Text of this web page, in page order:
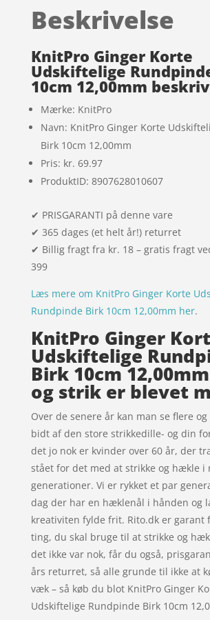
baseret
kundebed
ømmels
er
Beskrivelse
KnitPro Ginger Korte
Udskiftelige
10cm 12,00mm
Mærke: KnitPro
Navn: KnitPro Ginger Korte
Birk 10cm 12,00mm
Pris: kr. 69.97
ProduktID: 8907628010607
✔ PRISGARANTI på denne vare
✔ 365 dages (et helt år!) returret
✔ Billig fragt fra kr. 18 – gratis fragt
399
Læs mere om KnitPro Ginger Korte
Rundpinde Birk 10cm 12,00mm her.
KnitPro Ginger
Udskiftelige
Birk 10cm
og strik er blevet
Over de senere år kan man se flere
bidt af den store strikkedille- og din
det jo nok er kvinder over 60 år, der
stået for det med at strikke og hækle i
generationer. Vi er rykket et par
dag der har en hæklenål i hånden og
kreativiten fylde frit. Rito.dk er garant
ting, du skal bruge til at strikke og
det ikke var nok, får du også,
års returret, så alle grunde til ikke at
væk – så køb du blot KnitPro Ginger
Udskiftelige Rundpinde Birk 10cm